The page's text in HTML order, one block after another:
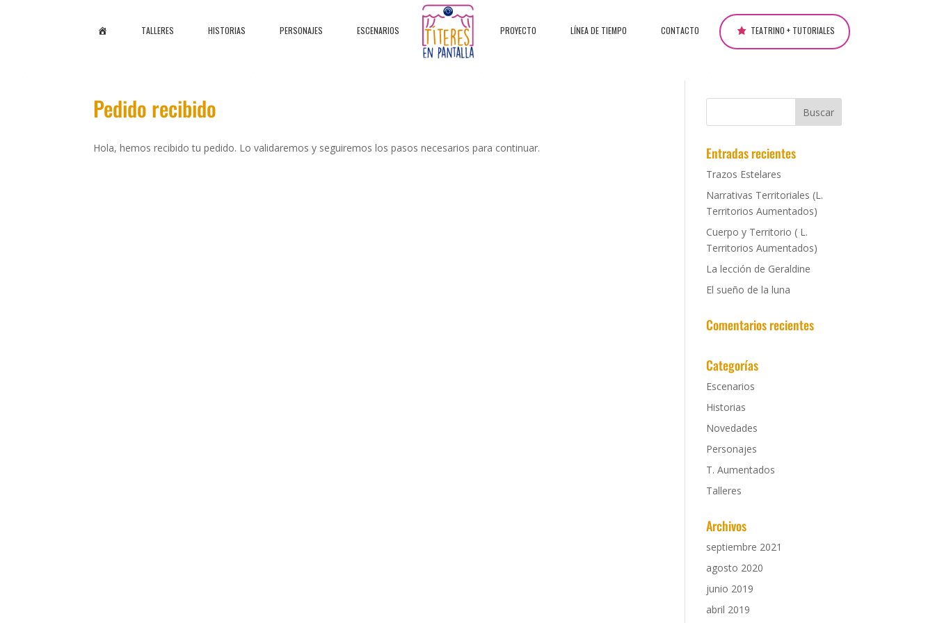
I
TALLERES HISTORIAS PERSONAJES ESCENARIOS PROYECTO LÍNEA DE TIEMPO CONTACTO TEATRINO + TUTORIALES
Pedido recibido
Hola, hemos recibido tu pedido. Lo validaremos y seguiremos los pasos necesarios para continuar. Entradas recientes
Trazos Estelares
Narrativas Territoriales (L.
Territorios Aumentados)
Cuerpo y Territorio ( L.
Territorios Aumentados)
La lección de Geraldine
El sueño de la luna
Comentarios recientes
Categorías
Escenarios
Historias
Novedades
Personajes
T. Aumentados
Talleres
Archivos
septiembre 2021
agosto 2020
junio 2019
abril 2019